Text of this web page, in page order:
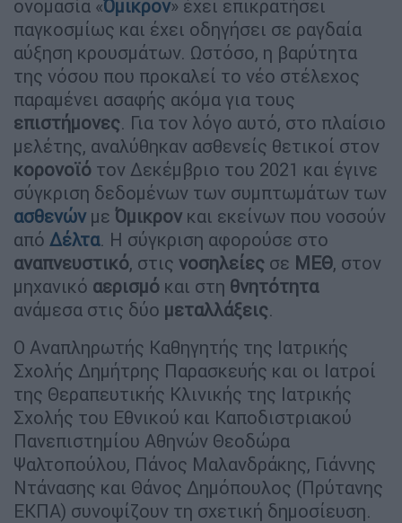
ονομασία «Όμικρον» έχει επικρατήσει
παγκοσμίως και έχει οδηγήσει σε ραγδαία
αύξηση κρουσμάτων. Ωστόσο, η βαρύτητα
της νόσου που προκαλεί το νέο στέλεχος
παραμένει ασαφής ακόμα για τους
επιστήμονες. Για τον λόγο αυτό, στο πλαίσιο
μελέτης, αναλύθηκαν ασθενείς θετικοί στον
κορονοϊό τον Δεκέμβριο του 2021 και έγινε
σύγκριση δεδομένων των συμπτωμάτων των
ασθενών με Όμικρον και εκείνων που νοσούν
από Δέλτα. Η σύγκριση αφορούσε στο
αναπνευστικό, στις νοσηλείες σε ΜΕΘ, στον
μηχανικό αερισμό και στη θνητότητα
ανάμεσα στις δύο μεταλλάξεις.
Ο Αναπληρωτής Καθηγητής της Ιατρικής
Σχολής Δημήτρης Παρασκευής και οι Ιατροί
της Θεραπευτικής Κλινικής της Ιατρικής
Σχολής του Εθνικού και Καποδιστριακού
Πανεπιστημίου Αθηνών Θεοδώρα
Ψαλτοπούλου, Πάνος Μαλανδράκης, Γιάννης
Ντάνασης και Θάνος Δημόπουλος (Πρύτανης
ΕΚΠΑ) συνοψίζουν τη σχετική δημοσίευση.